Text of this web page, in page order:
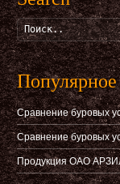
Популярное
Сравнение буровых
Сравнение буровых
Продукция ОАО